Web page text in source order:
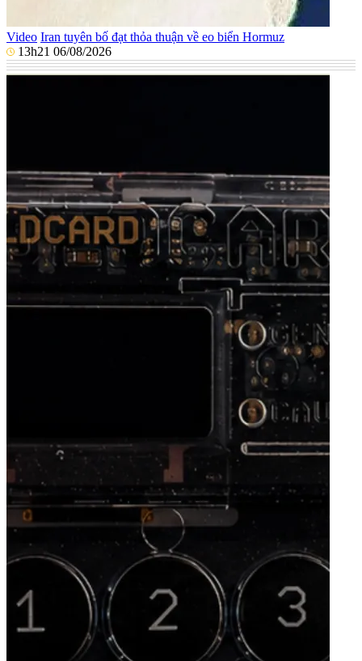
Video Iran tuyên bố đạt thỏa thuận về eo biển Hormuz
13h21 06/08/2026